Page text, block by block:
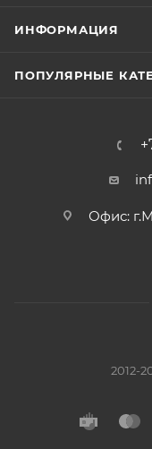
ИНФОРМАЦИЯ
ПОПУЛЯРНЫЕ
Офис:
2012-